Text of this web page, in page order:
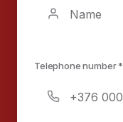
Telephone number *